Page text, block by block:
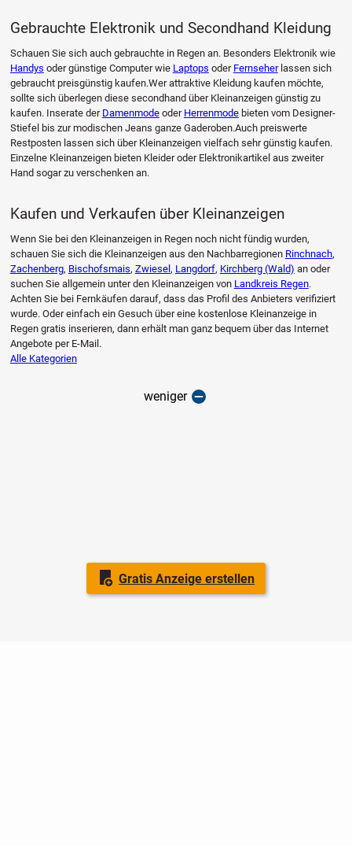
Gratis Anzeige erstellen
Gebrauchte Elektronik und Secondhand Kleidung
Schauen Sie sich auch gebrauchte in Regen an. Besonders Elektronik wie
Handys oder günstige Computer wie Laptops oder Fernseherlassen sich
gebraucht preisgünstig kaufen.Wer attraktive Kleidung kaufen möchte,
sollte sich überlegen diese secondhand über Kleinanzeigen günstig zu
kaufen. Inserate der Damenmodeoder Herrenmodebieten vom Designer-
Stiefel bis zur modischen Jeans ganze Gaderoben.Auch preiswerte
Restposten lassen sich über Kleinanzeigen vielfach sehr günstig kaufen.
Einzelne Kleinanzeigen bieten Kleider oder Elektronikartikel aus zweiter
Hand sogar zu verschenken an.
Kaufen und Verkaufen über Kleinanzeigen
Wenn Sie bei den Kleinanzeigen in Regen noch nicht fündig wurden,
schauen Sie sich die Kleinanzeigen aus den Nachbarregionen Rinchnach,
Zachenberg, Bischofsmais, Zwiesel , Langdorf, Kirchberg (Wald) an oder
suchen Sie allgemein unter den Kleinanzeigen von Landkreis Regen.
Achten Sie bei Fernkäufen darauf, dass das Profil des Anbieters verifiziert
wurde. Oder einfach ein Gesuch über eine kostenlose Kleinanzeige in
Regen gratis inserieren, dann erhält man ganz bequem über das Internet
Angebote per E-Mail.
Alle Kategorien
weniger